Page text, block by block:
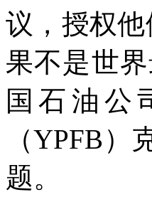
议，授权
果不是世
国石油公
（YPFB ）
题。